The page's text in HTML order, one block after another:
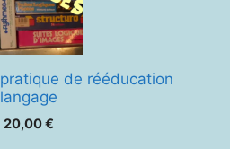
de rééducation
langage
20,00€